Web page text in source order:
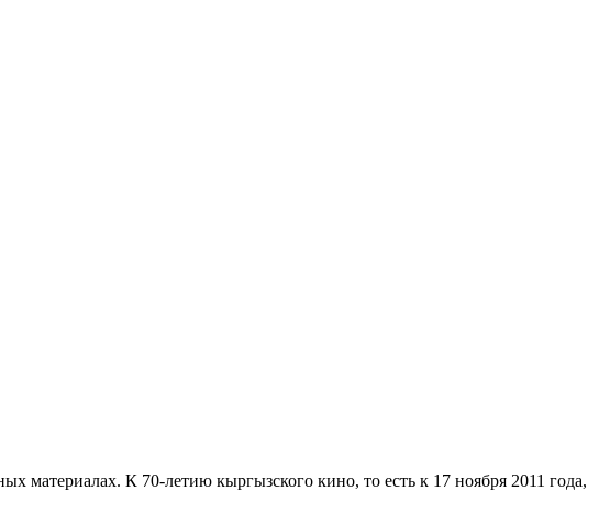
материалах. К 70-летию кыргызского кино, то есть к 17 ноября 2011 года,